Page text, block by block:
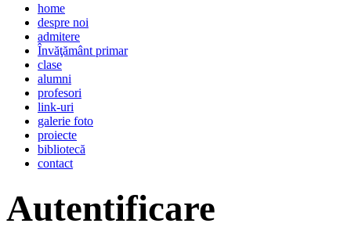
home
despre noi
admitere
Învăţământ primar
clase
alumni
profesori
link-uri
galerie foto
proiecte
bibliotecă
contact
Autentificare